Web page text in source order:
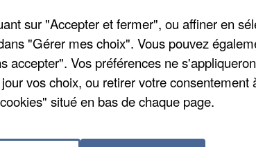
petit à petit à Chartres. Hier, ils
protester contre la réforme des
est de nouveau organisée aujourd'hui
sur "Accepter et fermer", ou affiner en
"Gérer mes choix". Vous pouvez
accepter". Vos préférences ne
vos choix, ou retirer votre consentement
situé en bas de chaque page.